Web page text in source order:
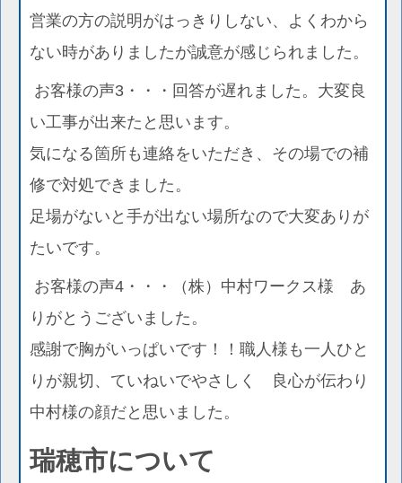
営業の方の説明がはっきりしない、よくわから
ない時がありましたが誠意が感じられました。
お客様の声3・・・回答が遅れました。大変良
い工事が出来たと思います。
気になる箇所も連絡をいただき、その場での補
修で対処できました。
足場がないと手が出ない場所なので大変ありが
たいです。
お客様の声4・・・（株）中村ワークス様 あ
りがとうございました。
感謝で胸がいっぱいです！！職人様も一人ひと
りが親切、ていねいでやさしく 良心が伝わり
中村様の顔だと思いました。
瑞穂市について